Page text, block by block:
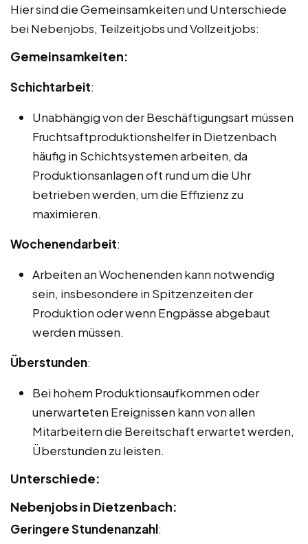
Hier sind die Gemeinsamkeiten und Unterschiede
bei Nebenjobs, Teilzeitjobs und Vollzeitjobs:
Gemeinsamkeiten:
Schichtarbeit:
Unabhängig von der Beschäftigungsart müssen
Fruchtsaftproduktionshelfer in Dietzenbach
häufig in Schichtsystemen arbeiten, da
Produktionsanlagen oft rund um die Uhr
betrieben werden, um die Effizienz zu
maximieren.
Wochenendarbeit:
Arbeiten an Wochenenden kann notwendig
sein, insbesondere in Spitzenzeiten der
Produktion oder wenn Engpässe abgebaut
werden müssen.
Überstunden:
Bei hohem Produktionsaufkommen oder
unerwarteten Ereignissen kann von allen
Mitarbeitern die Bereitschaft erwartet werden,
Überstunden zu leisten.
Unterschiede:
Nebenjobs in Dietzenbach:
Geringere Stundenanzahl: